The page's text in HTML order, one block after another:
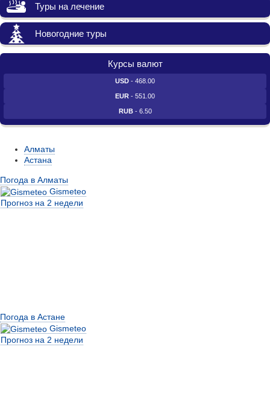
Туры на лечение
Новогодние туры
Курсы валют
USD - 468.00
EUR - 551.00
RUB- 6.50
Алматы
Астана
Погода в Алматы
Gismeteo
Прогноз на 2 недели
Погода в Астане
Gismeteo
Прогноз на 2 недели